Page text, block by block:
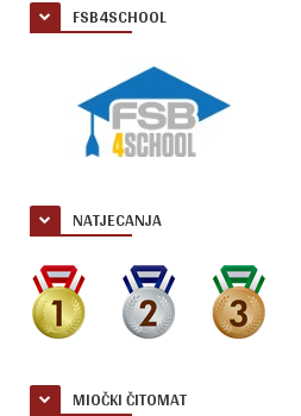
FSB4SCHOOL
NATJECANJA
MIOČKI ČITOMAT